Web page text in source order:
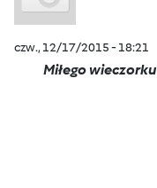
czw., 12/17/2015 - 18:21
Miłego wieczorku